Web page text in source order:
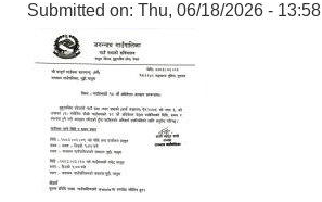
Submitted on: Thu, 06/18/2026 - 13:58